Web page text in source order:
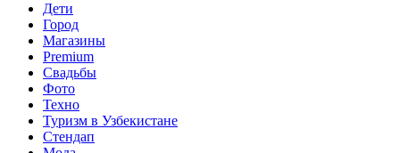
Дети
Город
Магазины
Premium
Свадьбы
Фото
Техно
Туризм в Узбекистане
Стендап